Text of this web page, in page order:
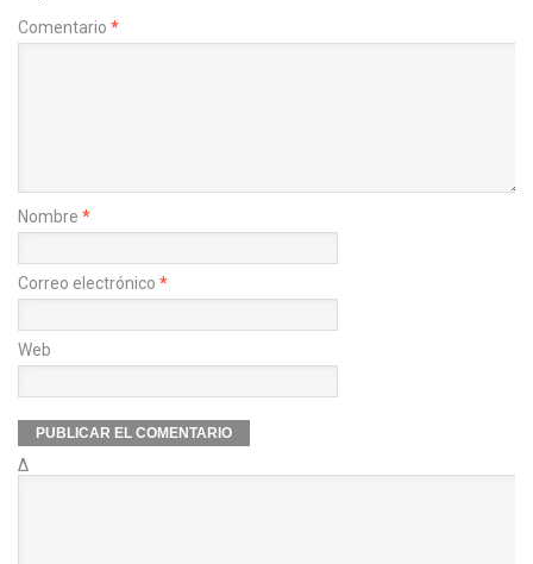
Comentario *
Nombre *
Correo electrónico *
Web
Δ